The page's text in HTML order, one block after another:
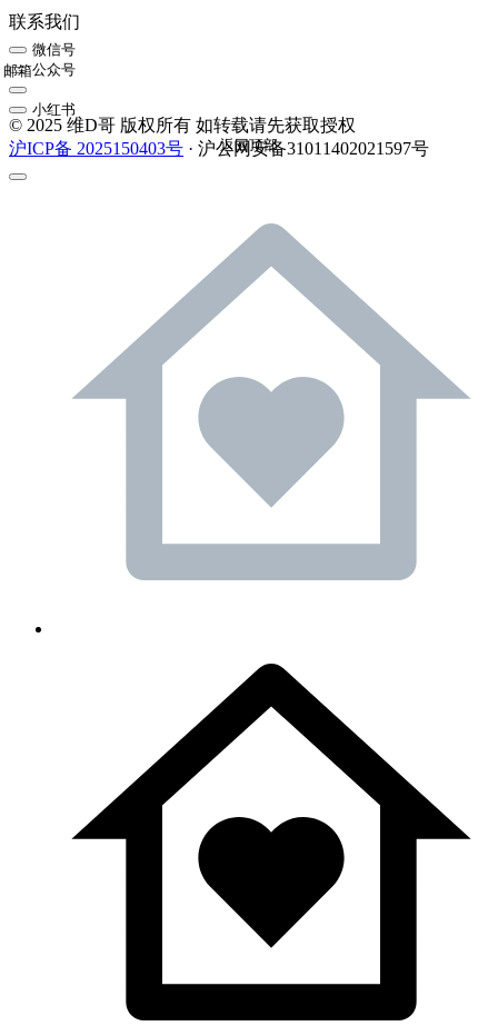
联系我们
微信号
公众号
邮箱
小红书
© 2025 维D哥 版权所有 如转载请先获取授权
沪ICP备 2025150403号 · 沪公网安备31011402021597号
返回顶部